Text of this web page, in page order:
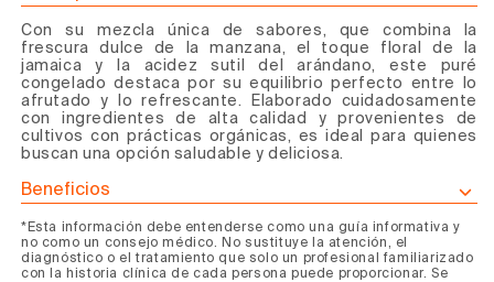
Puré
de
manzana,
jamaica
y
arándano
Puré
de
manzana,
jamaica
y
arándano
Con su mezcla única de sabores, que combina la
frescura dulce de la manzana, el toque floral de la
jamaica y la acidez sutil del arándano, este puré
congelado destaca por su equilibrio perfecto entre lo
afrutado y lo refrescante. Elaborado cuidadosamente
con ingredientes de alta calidad y provenientes de
cultivos con prácticas orgánicas, es ideal para quienes
buscan una opción saludable y deliciosa.
Beneficios
*Esta información debe entenderse como una guía informativa y
no como un consejo médico. No sustituye la atención, el
diagnóstico o el tratamiento que solo un profesional familiarizado
con la historia clínica de cada persona puede proporcionar. Se